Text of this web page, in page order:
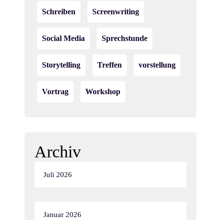
Schreiben Screenwriting
Social Media Sprechstunde
Storytelling Treffen vorstellung
Vortrag Workshop
Archiv
Juli 2026
Januar 2026